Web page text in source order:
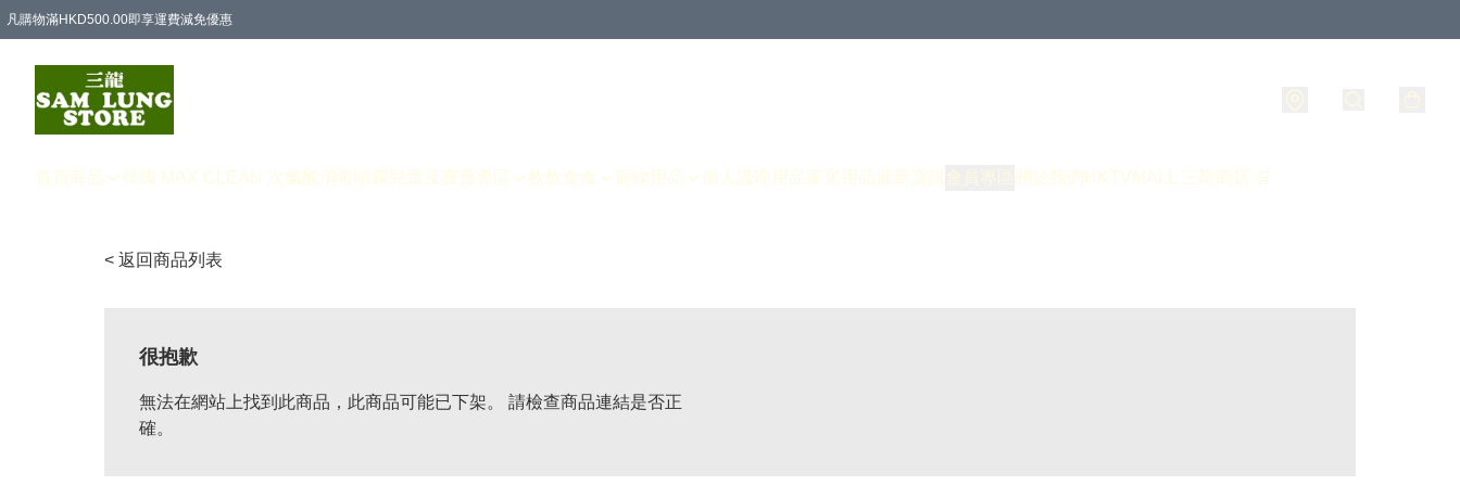
凡購物滿HKD500.00即享運費減免優惠
首頁 商品 韓國 MAX CLEAN 次氯酸消毒噴霧 兒童及寶寶專區 飲飲食食 寵物用品 個人護理用品家居用品 最新資訊 關於我們 HKTVMALL 三龍商店 🛒
< 返回商品列表
很抱歉
無法在網站上找到此商品，此商品可能已下架。 請檢查商品連結是否正
確。